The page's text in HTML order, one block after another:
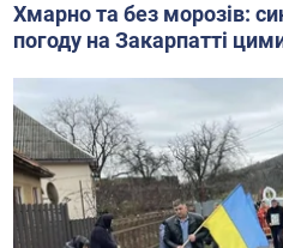
Хмарно та без морозів:
погоду на Закарпатті